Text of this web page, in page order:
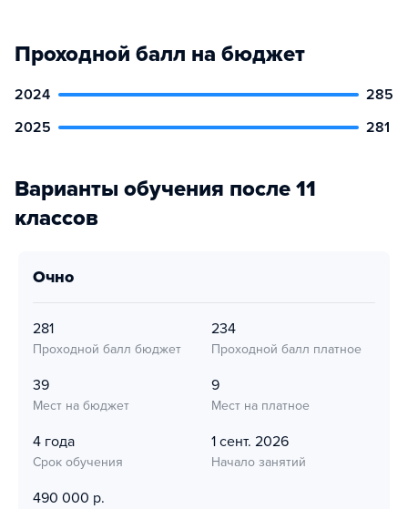
Проходной балл на бюджет
2024
285
2025
281
Варианты обучения после 11
классов
очно
281
Проходной балл бюджет
234
Проходной балл платное
39
Мест на бюджет
9
Мест на платное
4 года
Срок обучения
1 сент. 2026
Начало занятий
490 000 р.